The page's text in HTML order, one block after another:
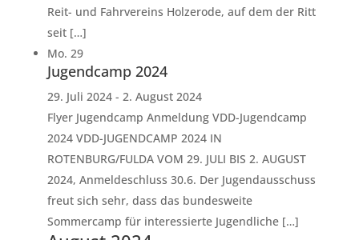
Reit- und Fahrvereins Holzerode, auf dem der Ritt
seit […]
Mo. 29
Jugendcamp 2024
29. Juli 2024- 2. August 2024
Flyer Jugendcamp Anmeldung VDD-Jugendcamp
2024 VDD-JUGENDCAMP 2024 IN
ROTENBURG/FULDA VOM 29. JULI BIS 2. AUGUST
2024, Anmeldeschluss 30.6. Der Jugendausschuss
freut sich sehr, dass das bundesweite
Sommercamp für interessierte Jugendliche […]